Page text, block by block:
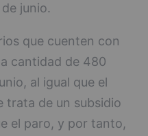
junio.
que cuenten con
cantidad de 480
al igual que el
trata de un subsidio
el paro, y por tanto,